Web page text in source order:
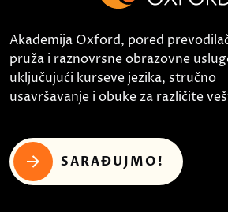
Akademija Oxford, pored
pruža i raznovrsne obrazovne
uključujući kurseve jezika, stručno
usavršavanje i obuke za različite
SARAĐUJMO!